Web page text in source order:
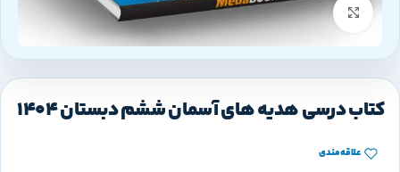
بزرگنمایی تصویر
کتاب درسی هدیه های آسمان ششم دبستان 1404
علاقه‌مندی